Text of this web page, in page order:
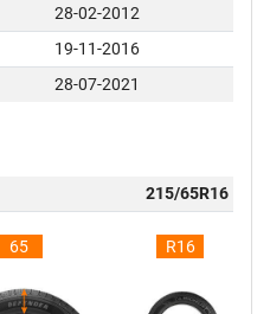
28-02-2012
19-11-2016
28-07-2021
215/65R16
65 R16